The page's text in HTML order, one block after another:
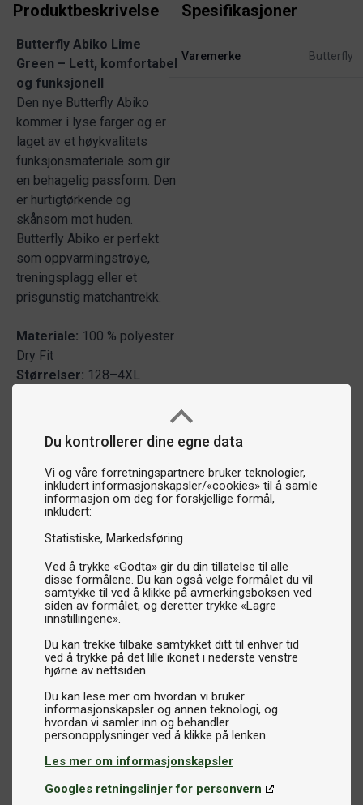
Du kontrollerer dine egne data
Vi og våre forretningspartnere bruker teknologier,
inkludert informasjonskapsler/«cookies» til å samle
informasjon om deg for forskjellige formål,
inkludert:
Statistiske Markedsføring
Ved å trykke «Godta» gir du din tillatelse til alle
disse formålene. Du kan også velge formålet du vil
samtykke til ved å klikke på avmerkingsboksen ved
siden av formålet, og deretter trykke «Lagre
innstillingene».
Du kan trekke tilbake samtykket ditt til enhver tid
ved å trykke på det lille ikonet i nederste venstre
hjørne av nettsiden.
Du kan lese mer om hvordan vi bruker
informasjonskapsler og annen teknologi, og
hvordan vi samler inn og behandler
Les mer om informasjonskapsler
Googles retningslinjer for personvern
Produktbeskrivelse
Butterfly Abiko Lime
Green – Lett, komfortabel
og funksjonell
Den nye Butterfly Abiko
kommer i lyse farger og er
laget av et høykvalitets
funksjonsmateriale som gir
en behagelig passform. Den
er hurtigtørkende og
skånsom mot huden.
Butterfly Abiko er perfekt
som oppvarmingstrøye,
treningsplagg eller et
prisgunstig matchantrekk.
Materiale: 100 % polyester
Dry Fit
Størrelser: 128–4XL
Spesifikasjoner
Varemerke Butterfly